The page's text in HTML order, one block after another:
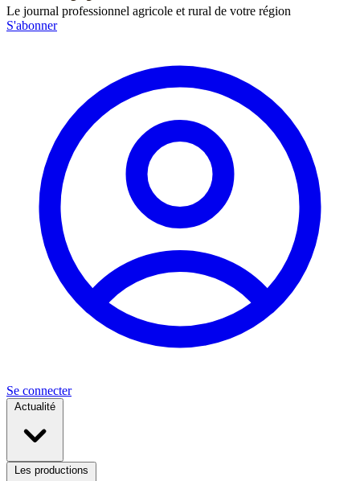
Le journal professionnel agricole et rural de votre région
S'abonner
Se connecter
Actualité
Les productions